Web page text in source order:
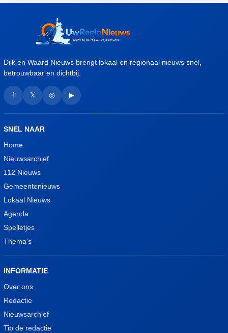
Dijk en Waard Nieuws brengt lokaal en regionaal nieuws snel,
betrouwbaar en dichtbij.
f 𝕏 ◎ ▶
SNEL NAAR
Home
Nieuwsarchief
112 Nieuws
Gemeentenieuws
Lokaal Nieuws
Agenda
Spelletjes
Thema’s
INFORMATIE
Over ons
Redactie
Nieuwsarchief
Tip de redactie